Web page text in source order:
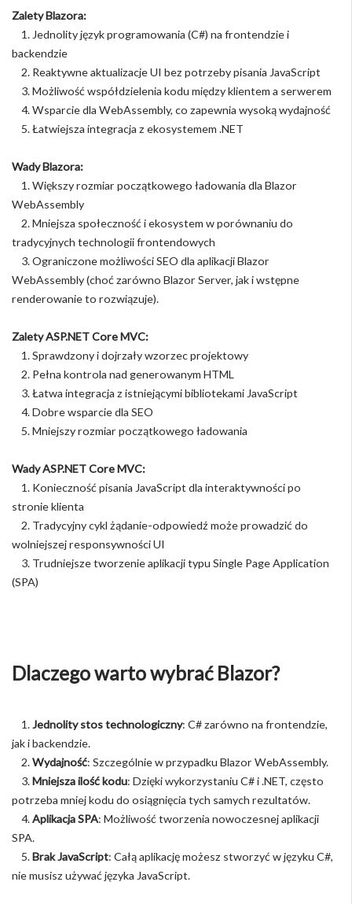
Zalety Blazora:
1. Jednolity język programowania (C#) na frontendzie i
backendzie
2. Reaktywne aktualizacje UI bez potrzeby pisania JavaScript
3. Możliwość współdzielenia kodu między klientem a serwerem
4. Wsparcie dla WebAssembly, co zapewnia wysoką wydajność
5. Łatwiejsza integracja z ekosystemem .NET
Wady Blazora:
1. Większy rozmiar początkowego ładowania dla Blazor
WebAssembly
2. Mniejsza społeczność i ekosystem w porównaniu do
tradycyjnych technologii frontendowych
3. Ograniczone możliwości SEO dla aplikacji Blazor
WebAssembly (choć zarówno Blazor Server, jak i wstępne
renderowanie to rozwiązuje).
Zalety ASP.NET Core MVC:
1. Sprawdzony i dojrzały wzorzec projektowy
2. Pełna kontrola nad generowanym HTML
3. Łatwa integracja z istniejącymi bibliotekami JavaScript
4. Dobre wsparcie dla SEO
5. Mniejszy rozmiar początkowego ładowania
Wady ASP.NET Core MVC:
1. Konieczność pisania JavaScript dla interaktywności po
stronie klienta
2. Tradycyjny cykl żądanie-odpowiedź może prowadzić do
wolniejszej responsywności UI
3. Trudniejsze tworzenie aplikacji typu Single Page Application
(SPA)
Dlaczego warto wybrać Blazor?
1.Jednolity stos technologiczny: C# zarówno na frontendzie,
jak i backendzie.
2.Wydajność: Szczególnie w przypadku Blazor WebAssembly.
3.Mniejsza ilość kodu: Dzięki wykorzystaniu C# i .NET, często
potrzeba mniej kodu do osiągnięcia tych samych rezultatów.
4.Aplikacja SPA: Możliwość tworzenia nowoczesnej aplikacji
SPA.
5.Brak JavaScript: Całą aplikację możesz stworzyć w języku C#,
nie musisz używać języka JavaScript.